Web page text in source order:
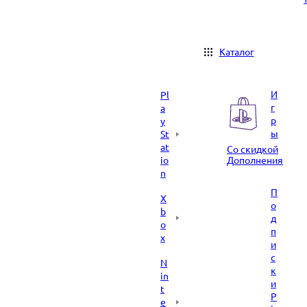
Каталог
Pl
a
y
St
at
io
n
X
b
o
x
N
in
t
e
И
г
р
ы
Со скидкой
Дополнения
П
о
д
п
и
с
к
и
P